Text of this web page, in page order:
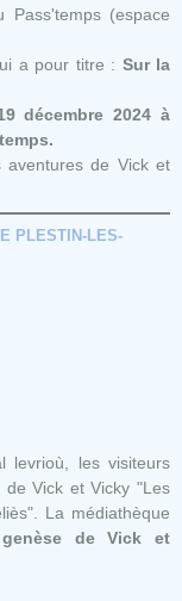
(espace
a pour titre : Sur la
décembre 2024 à
aventures de Vick et
PLESTIN-LES-
levrioù, les visiteurs
Vick et Vicky "Les
La médiathèque
de Vick et